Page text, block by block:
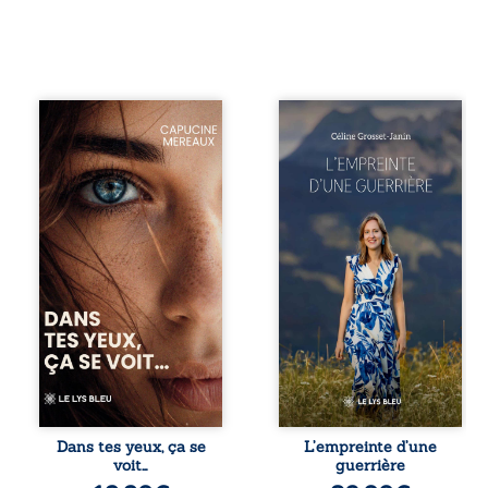
À seize ans,
Violette peine à
trouver sa place
dans la société.
Entre timidité,
moqueries et peur
du jugement, elle
avance avec le
sentiment d’être
différente, sans
comprendre
pleinement ce qui
l’habite. Sa
rencontre avec
Louise bouleverse
ses certitudes et
fait naître en elle
des émotions
longtemps
refoulées. Des
Dans tes yeux, ça se
voit…
Que reste-t-il de
l’enfance lorsque
la maladie impose
ses propres règles
? L’empreinte
d’une guerrière
livre, sans détour,
le récit d’un
quotidien
bouleversé par la
maladie
chronique,
l’errance médicale
et de longues
hospitalisations.
L’auteure y
raconte ce que les
dossiers médicaux
taisent : la peur,
l’isolement,
L’empreinte d’une
guerrière